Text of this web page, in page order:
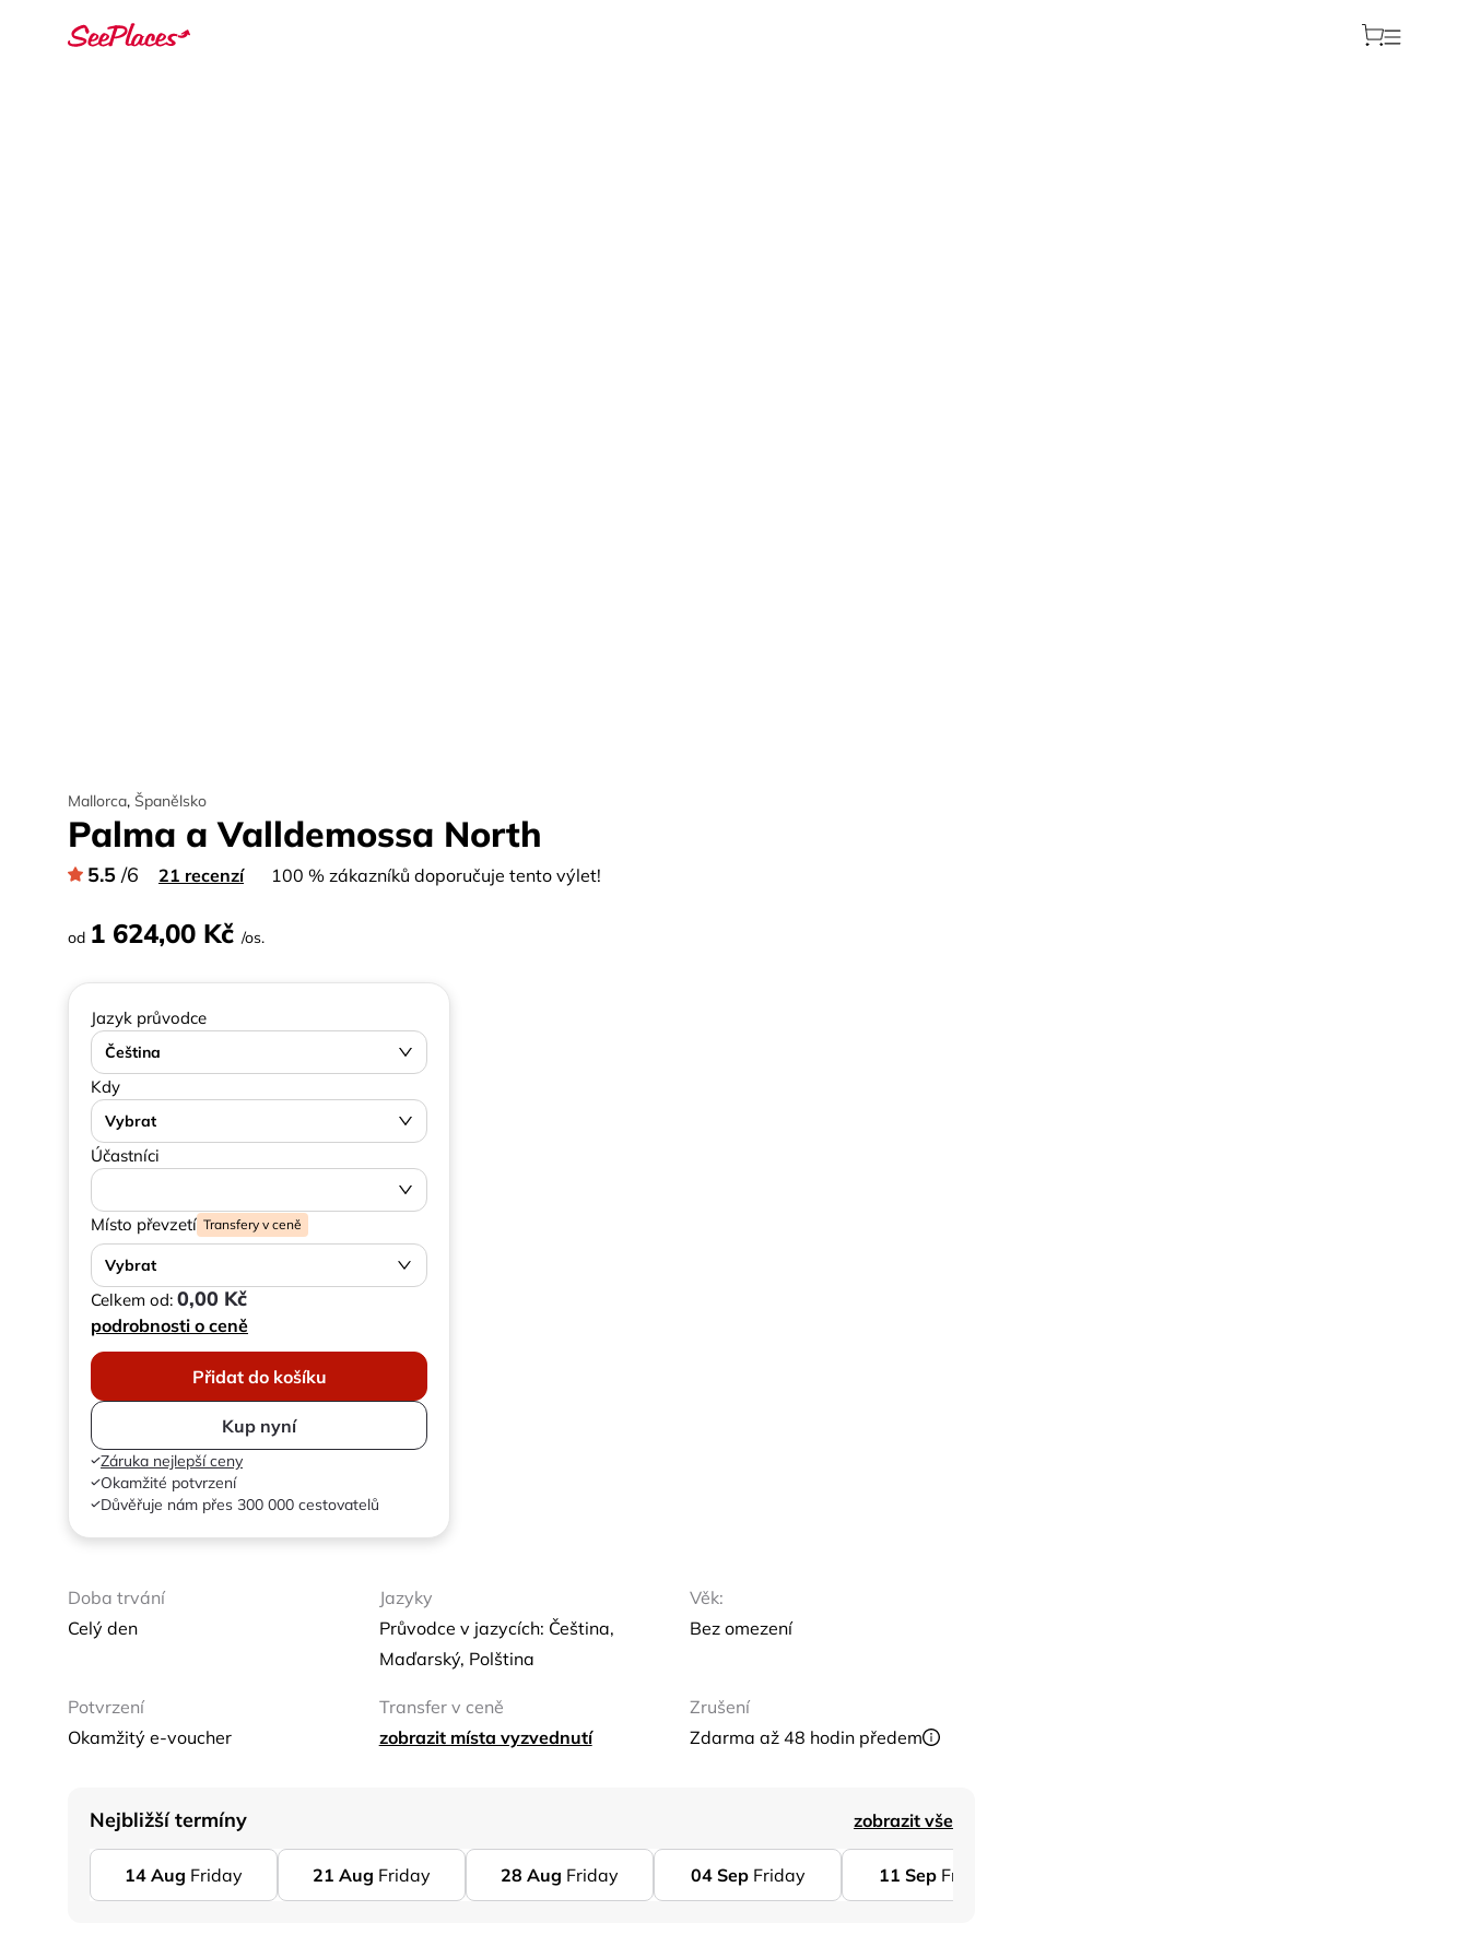
Mallorca, Španělsko
Palma a Valldemossa North
5.5 /6 21 recenzí 100 % zákazníků doporučuje tento výlet!
od 1 624,00 Kč /os.
Jazyk průvodce
Čeština
Kdy
Vybrat
Účastníci
Místo převzetí Transfery v ceně
Vybrat
Celkem od: 0,00 Kč
podrobnosti o ceně
Přidat do košíku
Kup nyní
Záruka nejlepší ceny
Okamžité potvrzení
Důvěřuje nám přes 300 000 cestovatelů
Doba trvání
Celý den
Jazyky
Průvodce v jazycích: Čeština,
Maďarský, Polština
Věk:
Bez omezení
Potvrzení
Okamžitý e-voucher
Transfer v ceně
zobrazit místa vyzvednutí
Zrušení
Zdarma až 48 hodin předem
Nejbližší termíny zobrazit vše
14 Aug Friday 21 Aug Friday 28 Aug Friday 04 Sep Friday 11 Sep Friday